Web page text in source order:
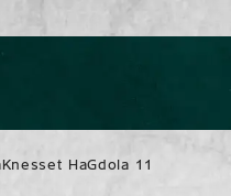
HaGdola 11